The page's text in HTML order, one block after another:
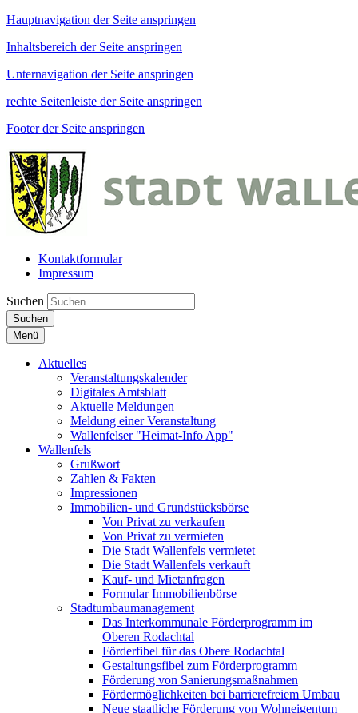
Hauptnavigation der Seite anspringen
Inhaltsbereich der Seite anspringen
Unternavigation der Seite anspringen
rechte Seitenleiste der Seite anspringen
Footer der Seite anspringen
Kontaktformular
Impressum
Suchen
Suchen
Menü
Aktuelles
Veranstaltungskalender
Digitales Amtsblatt
Aktuelle Meldungen
Meldung einer Veranstaltung
Wallenfelser "Heimat-Info App"
Wallenfels
Grußwort
Zahlen & Fakten
Impressionen
Immobilien- und Grundstücksbörse
Von Privat zu verkaufen
Von Privat zu vermieten
Die Stadt Wallenfels vermietet
Die Stadt Wallenfels verkauft
Kauf- und Mietanfragen
Formular Immobilienbörse
Stadtumbaumanagement
Das Interkommunale Förderprogramm im
Oberen Rodachtal
Förderfibel für das Obere Rodachtal
Gestaltungsfibel zum Förderprogramm
Förderung von Sanierungsmaßnahmen
Fördermöglichkeiten bei barrierefreiem Umbau
Neue staatliche Förderung von Wohneigentum